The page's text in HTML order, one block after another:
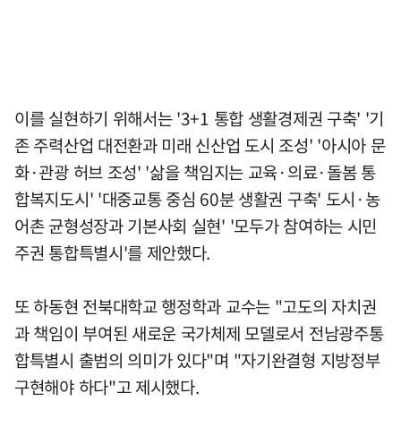
이를 실현하기 위해서는 '3+1 통합 생활경제권 구축' '기
존 주력산업 대전환과 미래 신산업 도시 조성' '아시아 문
화·관광 허브 조성' '삶을 책임지는 교육·의료·돌봄 통
합복지도시' '대중교통 중심 60분 생활권 구축' 도시·농
어촌 균형성장과 기본사회 실현' '모두가 참여하는 시민
주권 통합특별시'를 제안했다.
또 하동현 전북대학교 행정학과 교수는 "고도의 자치권
과 책임이 부여된 새로운 국가체제 모델로서 전남광주통
합특별시 출범의 의미가 있다"며 "자기완결형 지방정부
구현해야 하다"고 제시했다.